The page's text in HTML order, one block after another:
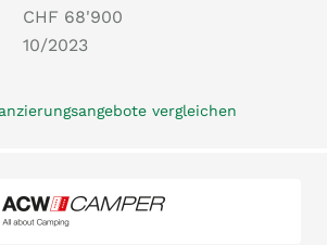
CHF 68'900
10/2023
vergleichen